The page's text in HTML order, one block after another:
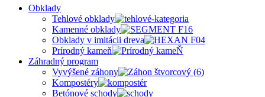
Obklady
Tehlové obklady
Kamenné obklady
Obklady v imitácii dreva
Prírodný kameň
Záhradný program
Vyvýšené záhony
Kompostéry
Betónové schody